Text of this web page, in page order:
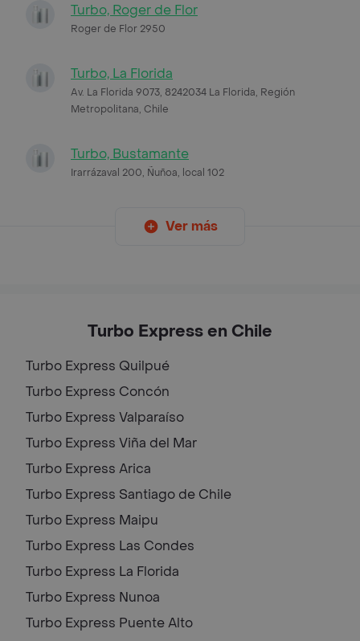
Turbo, Roger de Flor
Roger de Flor 2950
Turbo, La Florida
Av. La Florida 9073, 8242034 La Florida, Región
Metropolitana, Chile
Turbo, Bustamante
Irarrázaval 200, Ñuñoa, local 102
Ver más
Turbo Express en Chile
Turbo Express Quilpué
Turbo Express Concón
Turbo Express Valparaíso
Turbo Express Viña del Mar
Turbo Express Arica
Turbo Express Santiago de Chile
Turbo Express Maipu
Turbo Express Las Condes
Turbo Express La Florida
Turbo Express Nunoa
Turbo Express Puente Alto